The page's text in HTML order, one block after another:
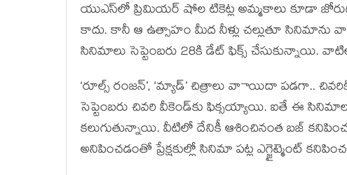
యుఎస్‌లో ప్రిమియర్ షోల టికెట్ల అమ్మకాలు కూడా
కాదు. కానీ ఆ ఉత్సాహం మీద నీళ్లు చల్లుతూ
సినిమాలు సెప్టెంబరు 28కి డేట్ ఫిక్స్ చేసుకున్నాయి.
‘రూల్స్ రంజన్’, ‘మ్యాడ్’ చిత్రాలు వాాయిదా పడగా.. చివరికి
సెప్టెంబరు చివరి వీకెండ్‌కు ఫిక్సయ్యాయి. ఐతే ఈ
కలుగుతున్నాయి. వీటిలో దేనికీ ఆశించినంత బజ్
అనిపించడంతో ప్రేక్షకుల్లో సినిమా పట్ల ఎగ్జైట్మెంట్